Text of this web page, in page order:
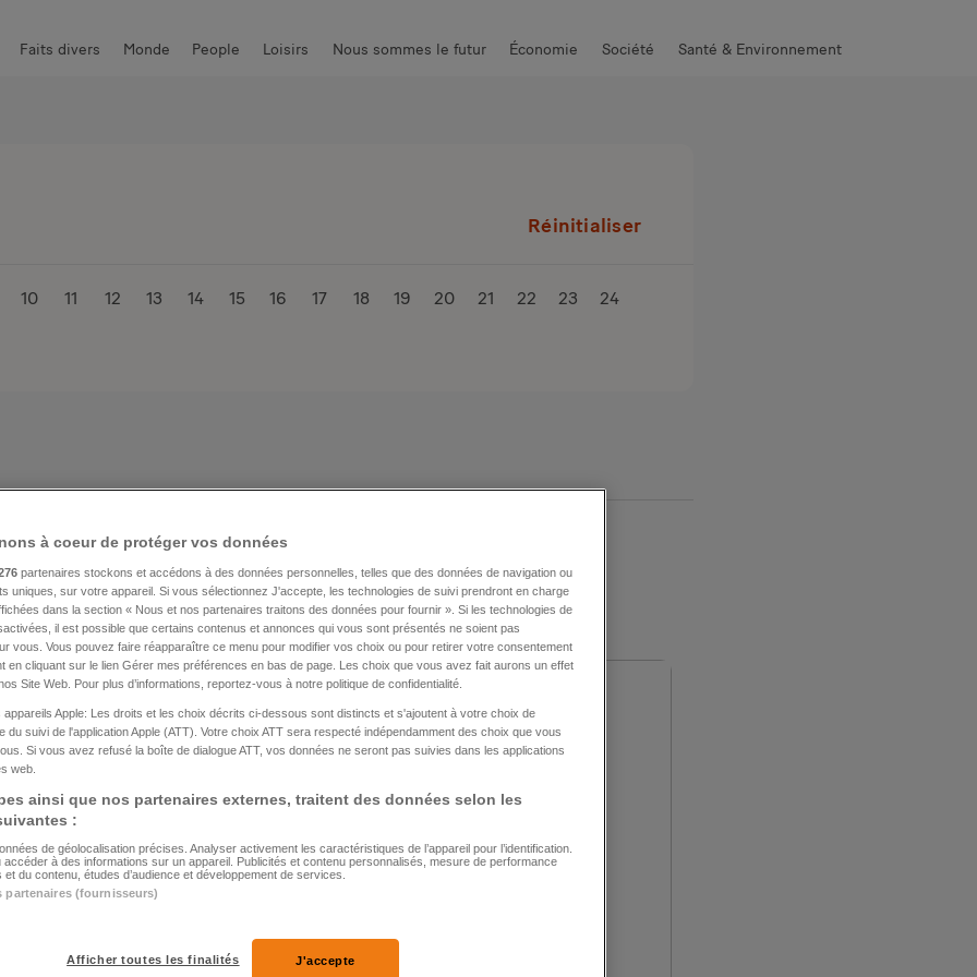
Faits divers Monde People Loisirs Nous sommes le futur Économie Société Santé & Environnement
Réinitialiser
10 11 12 13 14 15 16 17 18 19 20 21 22 23 24
07.01.2023
Collision entre deux rames
HOCKEY SUR GLACE
à coeur de protéger vos données
partenaires stockons et accédons à des données personnelles, telles que des données de navigation ou
uniques, sur votre appareil. Si vous sélectionnez J'accepte, les technologies de suivi prendront en charge
dans la section « Nous et nos partenaires traitons des données pour fournir ». Si les technologies de
il est possible que certains contenus et annonces qui vous sont présentés ne soient pas
vous. Vous pouvez faire réapparaître ce menu pour modifier vos choix ou pour retirer votre consentement
en cliquant sur le lien Gérer mes préférences en bas de page. Les choix que vous avez fait aurons un effet
Site Web. Pour plus d’informations, reportez-vous à notre politique de confidentialité.
appareils Apple: Les droits et les choix décrits ci-dessous sont distincts et s'ajoutent à votre choix de
du suivi de l'application Apple (ATT). Votre choix ATT sera respecté indépendamment des choix que vous
Si vous avez refusé la boîte de dialogue ATT, vos données ne seront pas suivies dans les applications
web.
ainsi que nos partenaires externes, traitent des données selon les
:
de géolocalisation précises. Analyser activement les caractéristiques de l’appareil pour l’identification.
accéder à des informations sur un appareil. Publicités et contenu personnalisés, mesure de performance
et du contenu, études d’audience et développement de services.
partenaires (fournisseurs)
Afficher toutes les finalités J'accepte